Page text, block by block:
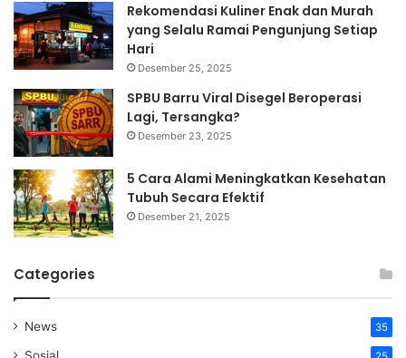
Rekomendasi Kuliner Enak dan Murah
yang Selalu Ramai Pengunjung Setiap
Hari
Desember 25, 2025
SPBU Barru Viral Disegel Beroperasi
Lagi, Tersangka?
Desember 23, 2025
5 Cara Alami Meningkatkan Kesehatan
Tubuh Secara Efektif
Desember 21, 2025
Categories
News 35
Sosial